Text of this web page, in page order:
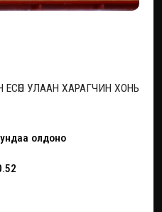
УЛААН ХАРАГЧИН ХОНЬ
олдоно